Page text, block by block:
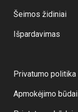
Šeimos židiniai
Išpardavimas
Privatumo politika
Apmokėjimo būdai